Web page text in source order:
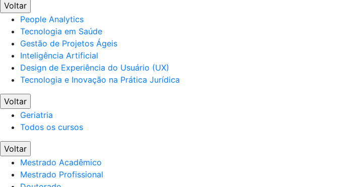
Voltar
People Analytics
Tecnologia em Saúde
Gestão de Projetos Ágeis
Inteligência Artificial
Design de Experiência do Usuário (UX)
Tecnologia e Inovação na Prática Jurídica
Voltar
Geriatria
Todos os cursos
Voltar
Mestrado Acadêmico
Mestrado Profissional